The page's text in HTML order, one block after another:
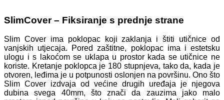
SlimCover – Fiksiranje s prednje strane
Slim Cover ima poklopac koji zaklanja i štiti utičnice od
vanjskih utjecaja. Pored zaštitne, poklopac ima i estetsku
ulogu i s lakoćom se uklapa u prostor kada se utičnice ne
koriste. Kretanje poklopca je 180 stupnjeva, tako da, kada je
otvoren, leđima je u potpunosti oslonjen na površinu. Ono što
Slim Cover izdvaja od većine drugih uređaja je njegova
dubina svega 40mm, što znači da zauzima jako malo